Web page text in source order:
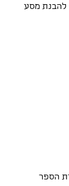
להבנת מסע
הספר